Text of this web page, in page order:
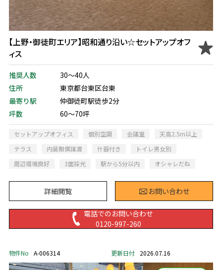
【上野・御徒町エリア】昭和通り沿い☆セットアップオフ
ィス
推奨人数
30～40人
住所
東京都台東区台東
最寄り駅
仲御徒町駅徒歩2分
坪数
60～70坪
セットアップオフィス 個別空調 会議室
天高2.5m以上
テラス
内装無償譲渡 什器付き
トイレ男女別
周辺環境良好
3面採光 駅から5分以内 オシャレだね
詳細閲覧 お問い合わせ
電話でのお問い合わせ
0120-997-260
物件No A-006314 更新日付 2026.07.16